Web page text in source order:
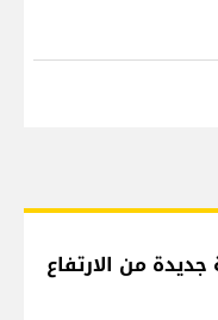
من الارتفاع